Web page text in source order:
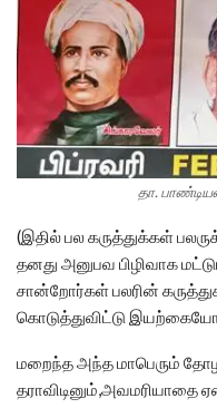
தா.
(இதில் பல கருத்துக்கள்
தனது அனுபவ பிழிவாக
சான்றோர்கள் பலரின்
கொடுத்துவிட்டு
மறைந்த அந்த மாபெரும்
தராவிடினும்,அவமரியாதை